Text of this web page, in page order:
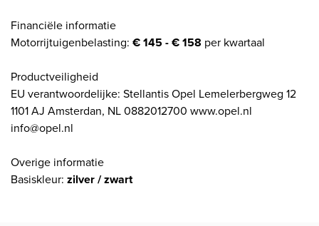
Financiële informatie
Motorrijtuigenbelasting: € 145 - € 158 per kwartaal
Productveiligheid
EU verantwoordelijke: Stellantis Opel Lemelerbergweg 12
1101 AJ Amsterdan, NL 0882012700 www.opel.nl
info@opel.nl
Overige informatie
Basiskleur: zilver / zwart